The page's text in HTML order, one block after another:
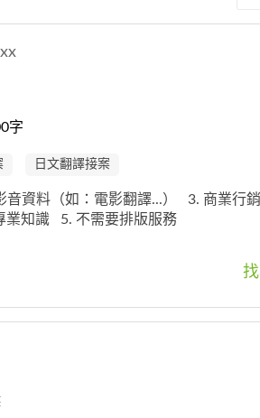
字
日文翻譯接案
音資料（如：電影翻譯...） 3. 商業行
業知識 5. 不需要排版服務